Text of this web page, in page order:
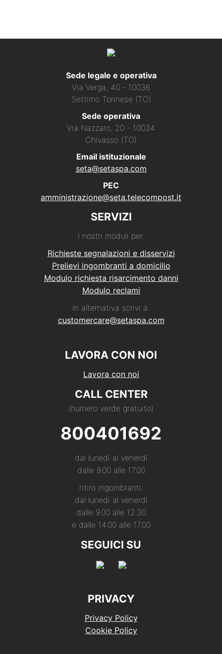
Sede legale e operativa
Via Verga, 40 - 10036
Settimo Torinese (TO)
Sede operativa
Via Nazzaro, 20 - 10034
Chivasso (TO)
Email istituzionale
seta@setaspa.com
PEC
amministrazione@seta.telecompost.it
SERVIZI
I nostri moduli per:
Richieste segnalazioni e disservizi
Prelievi ingombranti a domicilio
Modulo richiesta risarcimento danni
Modulo reclami
In alternativa scrivi a:
customercare@setaspa.com
LAVORA CON NOI
Lavora con noi
CALL CENTER
(numero verde gratuito)
800401692
dal lunedì al venerdì
dalle 9.00 alle 17.00
ritiro ingombranti:
dal lunedì al venerdì
dalle 9.00 alle 12.30
e dalle 14.00 alle 17.00
SEGUICI SU
PRIVACY
Privacy Policy
Cookie Policy